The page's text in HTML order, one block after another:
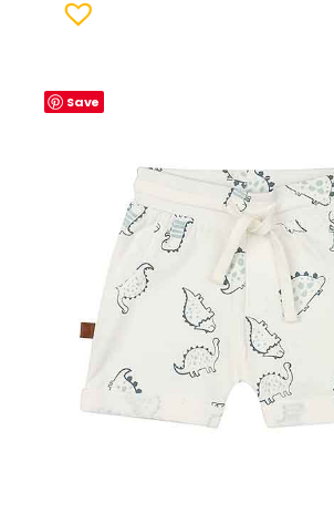
Save
prijs
was: